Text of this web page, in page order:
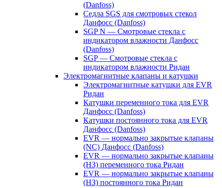
(Danfoss)
Седла SGS для смотровых стекол
Данфосс (Danfoss)
SGP N — Смотровые стекла с
индикатором влажности Данфосс
(Danfoss)
SGP — Смотровые стекла с
индикатором влажности Ридан
Электромагнитные клапаны и катушки
Электромагнитные катушки для EVR
Ридан
Катушки переменного тока для EVR
Данфосс (Danfoss)
Катушки постоянного тока для EVR
Данфосс (Danfoss)
EVR — нормально закрытые клапаны
(NC) Данфосс (Danfoss)
EVR — нормально закрытые клапаны
(НЗ) переменного тока Ридан
EVR — нормально закрытые клапаны
(НЗ) постоянного тока Ридан